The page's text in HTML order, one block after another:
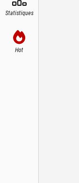
Statistiques
Hot